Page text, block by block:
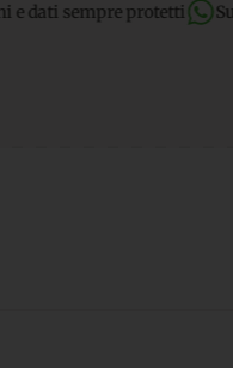
Supporto WhatsApp: